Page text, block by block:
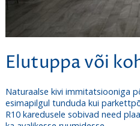
Elutuppa või
Naturaalse kivi immitatsiooniga
esimapilgul tunduda kui
R10 karedusele sobivad need